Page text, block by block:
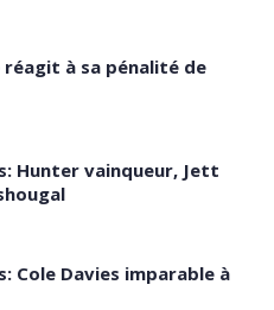
réagit à sa pénalité de
Hunter vainqueur, Jett
Cole Davies imparable à